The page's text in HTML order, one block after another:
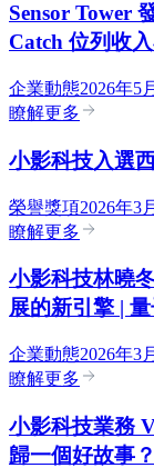
Sensor Tower
Catch 位列收
企業動態2026年5
瞭解更多
小影科技入選
榮譽獎項2026年3
瞭解更多
小影科技林曉
展的新引擎 |
企業動態2026年3
瞭解更多
小影科技業務
歸一個好故事？